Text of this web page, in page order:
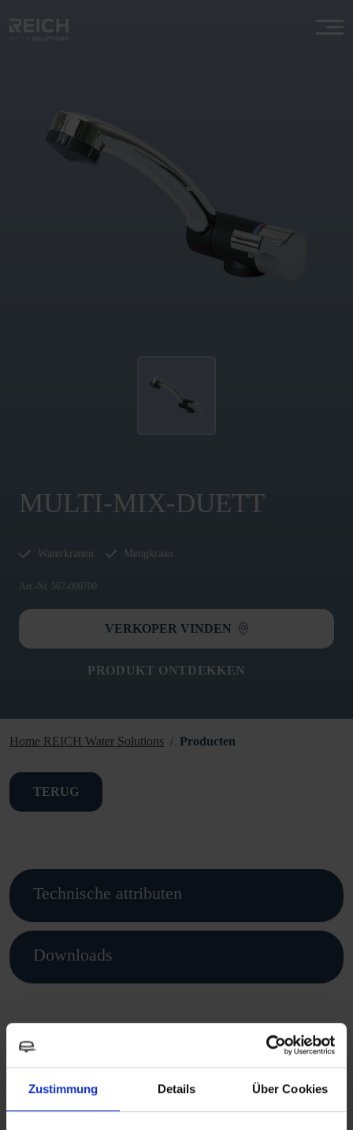
Zustimmung Details Über Cookies
MULTI-MIX-DUETT
Waterkranen Mengkraan
Art.-Nr. 567-000700
VERKOPER VINDEN
PRODUKT ONTDEKKEN
Home REICH Water Solutions Producten
TERUG
Technische attributen
Downloads
Dit vind je misschien ook leuk